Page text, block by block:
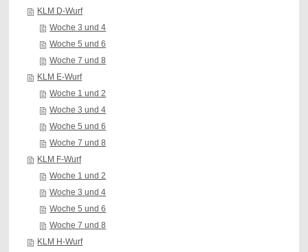
KLM D-Wurf
Woche 3 und 4
Woche 5 und 6
Woche 7 und 8
KLM E-Wurf
Woche 1 und 2
Woche 3 und 4
Woche 5 und 6
Woche 7 und 8
KLM F-Wurf
Woche 1 und 2
Woche 3 und 4
Woche 5 und 6
Woche 7 und 8
KLM H-Wurf